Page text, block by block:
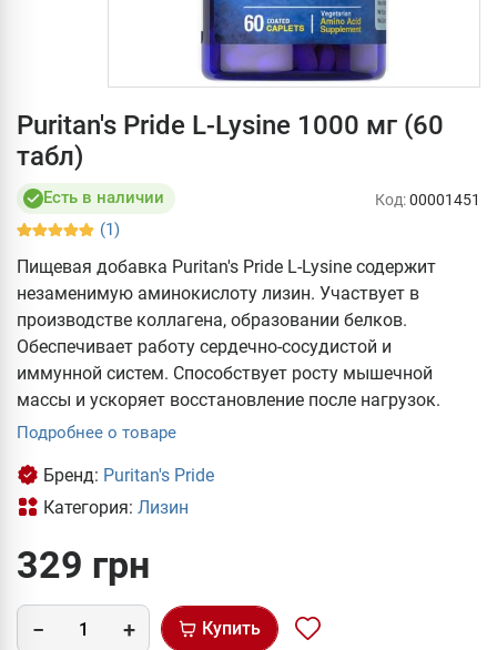
Puritan's Pride L-Lysine 1000 мг (60
табл)
Есть в наличии
(1)
Код:00001451
Пищевая добавка Puritan's Pride L-Lysine содержит
незаменимую аминокислоту лизин. Участвует в
производстве коллагена, образовании белков.
Обеспечивает работу сердечно-сосудистой и
иммунной систем. Способствует росту мышечной
массы и ускоряет восстановление после нагрузок.
Подробнее о товаре
Бренд: Puritan's Pride
Категория: Лизин
329 грн
Купить